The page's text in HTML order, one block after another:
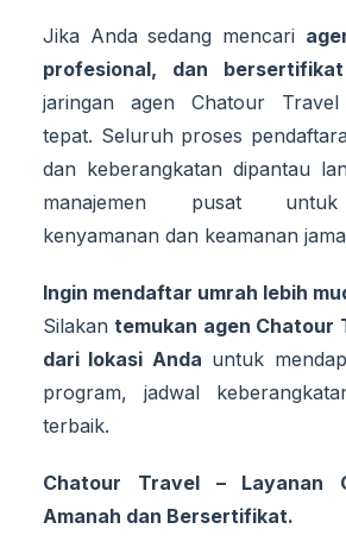
Jika Anda sedang mencari
profesional, dan
jaringan agen Chatour
tepat. Seluruh proses
dan keberangkatan dipantau
manajemen pusat untuk
kenyamanan dan keamanan
Ingin mendaftar umrah lebih
Silakantemukan agen Chatour
dari lokasi Anda untuk
program, jadwal
terbaik.
Chatour Travel – Layanan
Amanah dan Bersertifikat.